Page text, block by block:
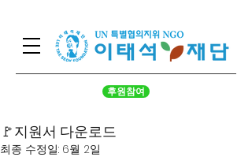
후원참여
🚩지원서 다운로드
최종 수정일: 6월 2일